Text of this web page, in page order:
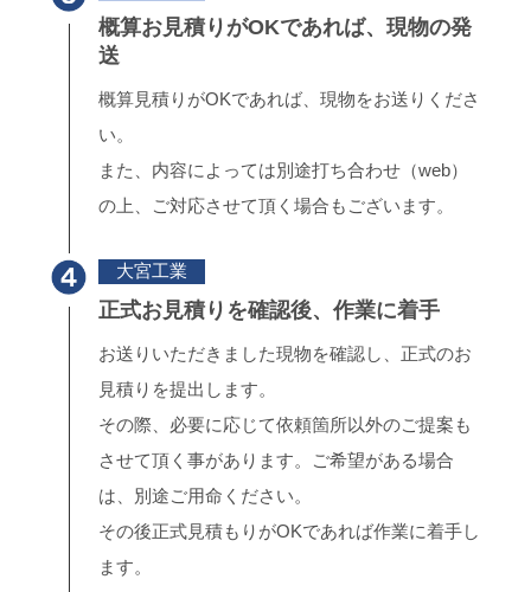
概算お見積りがOKであれば、現物の発
送
概算見積りがOKであれば、現物をお送りくださ
い。
また、内容によっては別途打ち合わせ（web）
の上、ご対応させて頂く場合もございます。
大宮工業
正式お見積りを確認後、作業に着手
お送りいただきました現物を確認し、正式のお
見積りを提出します。
その際、必要に応じて依頼箇所以外のご提案も
させて頂く事があります。ご希望がある場合
は、別途ご用命ください。
その後正式見積もりがOKであれば作業に着手し
ます。